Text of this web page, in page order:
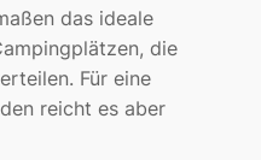
das ideale
die
Für eine
reicht es aber